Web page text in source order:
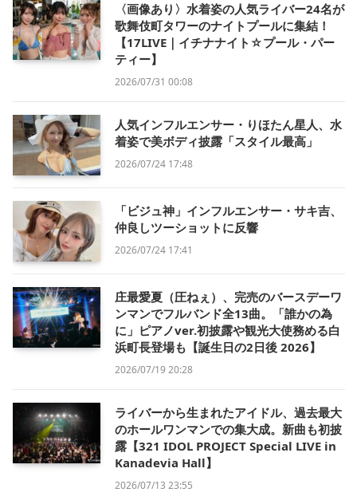
〈画像あり〉水着姿の人気ライバー24名が
歌舞伎町タワーのナイトプールに集結！
【17LIVE｜イチナナイト☆プール・パー
ティー】
2026/07/31 00:08
人気インフルエンサー・りほたん星人、水
着姿で美ボディ披露「スタイル最高」
2026/07/24 17:48
「ビジュ神」インフルエンサー・サキ吉、
仲良しツーショットに反響
2026/07/24 17:41
庄最愛夏（圧ねぇ）、完売のバースデーワ
ンマンでフルバンド全13曲。「誰かの為
に」ピアノver.初披露や観光大使務める白
浜町長登場も【誕生日の2日後 2026】
2026/07/19 20:28
ライバーから生まれたアイドル、過去最大
のホールワンマンでの集大成。新曲も初披
露【321 IDOL PROJECT Special LIVE in
Kanadevia Hall】
2026/07/13 23:55